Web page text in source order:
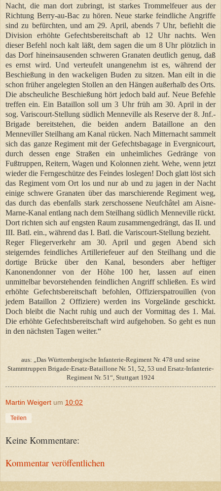
Nacht, die man dort zubringt, ist starkes Trommelfeuer aus der
Richtung Berry-au-Bac zu hören. Neue starke feindliche Angriffe
sind zu befürchten, und am 29. April, abends 7 Uhr, befiehlt die
Division erhöhte Gefechtsbereitschaft ab 12 Uhr nachts. Wen
dieser Befehl noch kalt läßt, dem sagen die um 8 Uhr plötzlich in
das Dorf hineinsausenden schweren Granaten deutlich genug, daß
es ernst wird. Und verteufelt unangenehm ist es, während der
Beschießung in den wackeligen Buden zu sitzen. Man eilt in die
schon früher angelegten Stollen an den Hängen außerhalb des Orts.
Die abscheuliche Beschießung hört jedoch bald auf. Neue Befehle
treffen ein. Ein Bataillon soll um 3 Uhr früh am 30. April in der
sog. Variscourt-Stellung südlich Menneville als Reserve der 8. Jnf.-
Brigade bereitstehen, die beiden andern Bataillone an den
Menneviller Steilhang am Kanal rücken. Nach Mitternacht sammelt
sich das ganze Regiment mit der Gefechtsbagage in Evergnicourt,
durch dessen enge Straßen ein unheimliches Gedränge von
Fußtruppen, Reitern, Wagen und Kolonnen zieht. Wehe, wenn jetzt
wieder die Ferngeschütze des Feindes loslegen! Doch glatt löst sich
das Regiment vom Ort los und nur ab und zu jagen in der Nacht
einige schwere Granaten über das marschierende Regiment weg,
das durch das ebenfalls stark zerschossene Neufchâtel am Aisne-
Marne-Kanal entlang nach dem Steilhang südlich Menneville rückt.
Dort richten sich auf engsten Raum zusammengedrängt, das II. und
III. Batl. ein., während das I. Batl. die Variscourt-Stellung bezieht.
Reger Fliegerverkehr am 30. April und gegen Abend sich
steigerndes feindliches Artilleriefeuer auf den Steilhang und die
dortige Brücke über den Kanal, besonders aber heftiger
Kanonendonner von der Höhe 100 her, lassen auf einen
unmittelbar bevorstehenden feindlichen Angriff schließen. Es wird
erhöhte Gefechtsbereitschaft befohlen, Offizierspatrouillen (von
jedem Bataillon 2 Offiziere) werden ins Vorgelände geschickt.
Doch bleibt die Nacht ruhig und auch der Vormittag des 1. Mai.
Die erhöhte Gefechtsbereitschaft wird aufgehoben. So geht es nun
in den nächsten Tagen weiter.“
aus: „Das Württembergische Infanterie-Regiment Nr. 478 und seine
Stammtruppen Brigade-Ersatz-Bataillone Nr. 51, 52, 53 und Ersatz-Infanterie-
Regiment Nr. 51“, Stuttgart 1924
Martin Weigert um 10:02
Teilen
Keine Kommentare:
Kommentar veröffentlichen